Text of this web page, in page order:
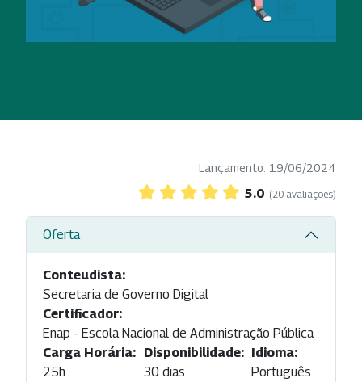
Lançamento: 19/06/2024
5.0 (20 avaliações)
Oferta
Conteudista:
Secretaria de Governo Digital
Certificador:
Enap - Escola Nacional de Administração Pública
Carga Horária:
25h
Disponibilidade:
30 dias
Idioma:
Português